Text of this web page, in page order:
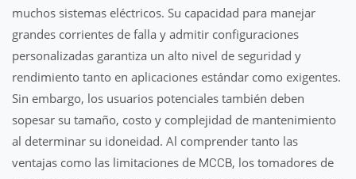
muchos sistemas eléctricos. Su capacidad para manejar
grandes corrientes de falla y admitir configuraciones
personalizadas garantiza un alto nivel de seguridad y
rendimiento tanto en aplicaciones estándar como exigentes.
Sin embargo, los usuarios potenciales también deben
sopesar su tamaño, costo y complejidad de mantenimiento
al determinar su idoneidad. Al comprender tanto las
ventajas como las limitaciones de MCCB, los tomadores de